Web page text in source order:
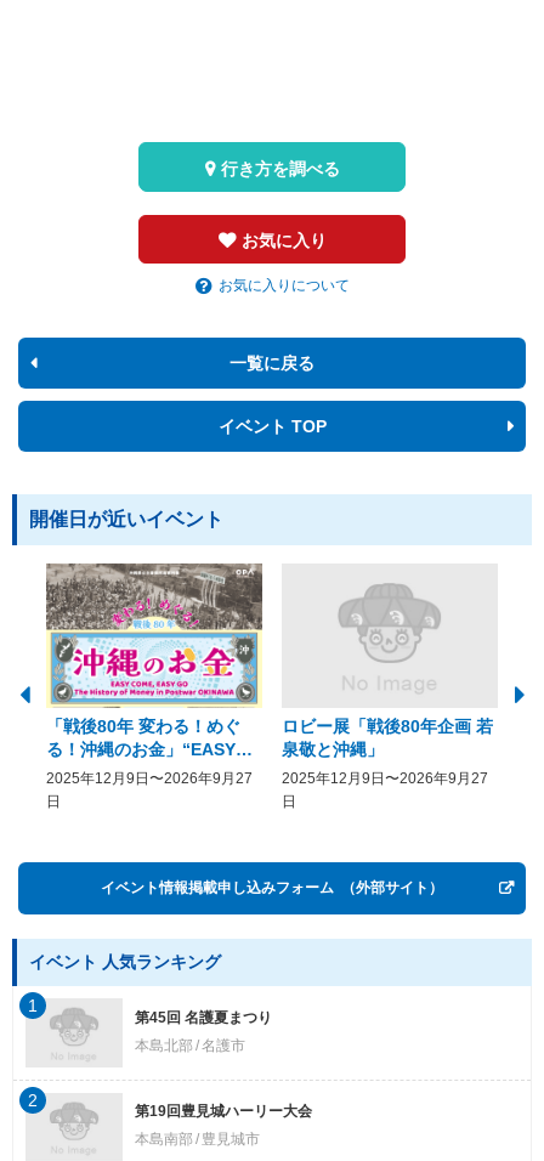
お気に入り
お気に入りについて
行き方を調べる
一覧に戻る
イベント TOP
開催日が近いイベント
「戦後80年 変わる！めぐ
る！沖縄のお金」“EASY
COME, EASY GO － The
History of Money in
2025年12月9日〜2026年9月27
日
ロビー展「戦後80年企画 若
泉敬と沖縄」
2025年12月9日〜2026年9月27
日
イベント情報掲載申し込みフォーム （外部サイト）
イベント 人気ランキング
第45回 名護夏まつり
本島北部 名護市
1
第19回豊見城ハーリー大会
本島南部
豊見城市
2